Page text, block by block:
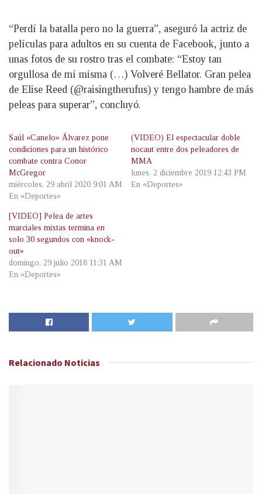
“Perdí la batalla pero no la guerra”, aseguró la actriz de
películas para adultos en su cuenta de Facebook, junto a
unas fotos de su rostro tras el combate: “Estoy tan
orgullosa de mí misma (…) Volveré Bellator. Gran pelea
de Elise Reed (@raisingtherufus) y tengo hambre de más
peleas para superar”, concluyó.
Saúl «Canelo» Álvarez pone
condiciones para un histórico
combate contra Conor
McGregor
miércoles, 29 abril 2020 9:01 AM
En «Deportes»
(VIDEO) El espectacular doble
nocaut entre dos peleadores de
MMA
lunes, 2 diciembre 2019 12:43 PM
En «Deportes»
[VIDEO] Pelea de artes
marciales mixtas termina en
solo 30 segundos con «knock-
out»
domingo, 29 julio 2018 11:31 AM
En «Deportes»
Relacionado Noticias